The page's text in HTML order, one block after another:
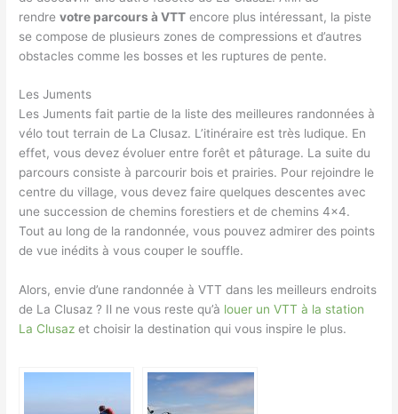
rendrevotre parcours à VTT encore plus intéressant, la piste
se compose de plusieurs zones de compressions et d’autres
obstacles comme les bosses et les ruptures de pente.
Les Juments
Les Juments fait partie de la liste des meilleures randonnées à
vélo tout terrain de La Clusaz. L’itinéraire est très ludique. En
effet, vous devez évoluer entre forêt et pâturage. La suite du
parcours consiste à parcourir bois et prairies. Pour rejoindre le
centre du village, vous devez faire quelques descentes avec
une succession de chemins forestiers et de chemins 4×4.
Tout au long de la randonnée, vous pouvez admirer des points
de vue inédits à vous couper le souffle.
Alors, envie d’une randonnée à VTT dans les meilleurs endroits
de La Clusaz ? Il ne vous reste qu’à louer un VTT à la station
La Clusaz et choisir la destination qui vous inspire le plus.